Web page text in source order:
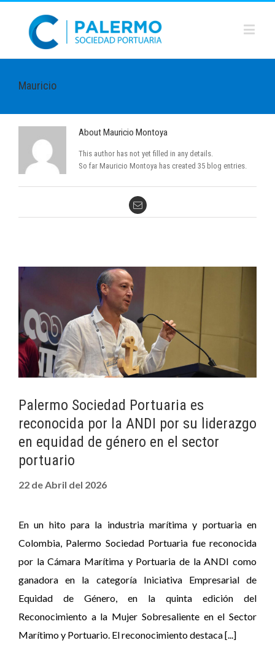
Mauricio
AboutMauricio Montoya
This author has not yet filled in any details.
So far Mauricio Montoya has created 35 blog entries.
Palermo Sociedad Portuaria es
reconocida por la ANDI por su liderazgo
en equidad de género en el sector
portuario
22 de Abril del 2026
En un hito para la industria marítima y portuaria en
Colombia, Palermo Sociedad Portuaria fue reconocida
por la Cámara Marítima y Portuaria de la ANDI como
ganadora en la categoría Iniciativa Empresarial de
Equidad de Género, en la quinta edición del
Reconocimiento a la Mujer Sobresaliente en el Sector
Marítimo y Portuario. El reconocimiento destaca [...]